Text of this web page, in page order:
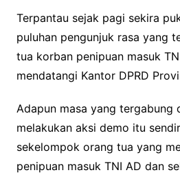
Terpantau sejak pagi sekira
puluhan pengunjuk rasa yang
tua korban penipuan masuk
mendatangi Kantor DPRD
Adapun masa yang tergabung
melakukan aksi demo itu
sekelompok orang tua yang
penipuan masuk TNI AD dan